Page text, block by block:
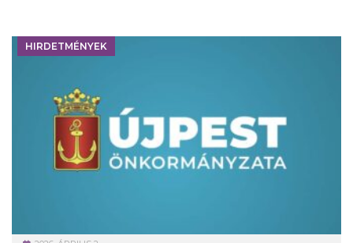
HIRDETMÉNYEK